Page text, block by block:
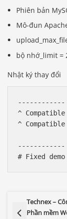
Phiên bản
Mô-đun
bộ nhớ_limit =
Nhật ký thay đổi
------------
^
^ Compatible
------------
Technex –
Phần mềm